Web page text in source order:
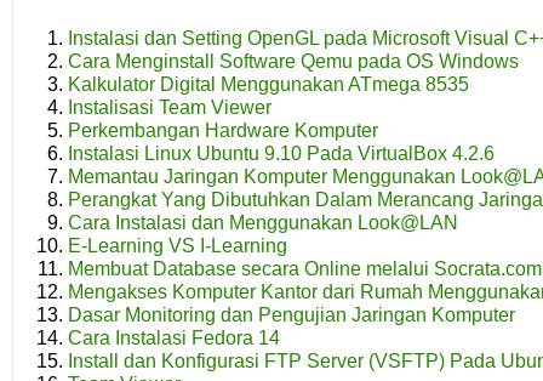
Instalasi dan Setting OpenGL pada Microsoft Visual
Cara Menginstall Software Qemu pada OS Windows
Kalkulator Digital Menggunakan ATmega 8535
Instalisasi Team Viewer
Perkembangan Hardware Komputer
Instalasi Linux Ubuntu 9.10 Pada VirtualBox 4.2.6
Memantau Jaringan Komputer Menggunakan
Perangkat Yang Dibutuhkan Dalam Merancang
Cara Instalasi dan Menggunakan Look@LAN
E-Learning VS I-Learning
Membuat Database secara Online melalui Socrata.com
Mengakses Komputer Kantor dari Rumah
Dasar Monitoring dan Pengujian Jaringan Komputer
Cara Instalasi Fedora 14
Install dan Konfigurasi FTP Server (VSFTP) Pada